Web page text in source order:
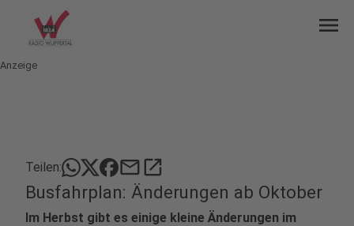
menu
Anzeige
Teilen: mailopen_in_new
Busfahrplan: Änderungen ab Oktober
Im Herbst gibt es einige kleine Änderungen im